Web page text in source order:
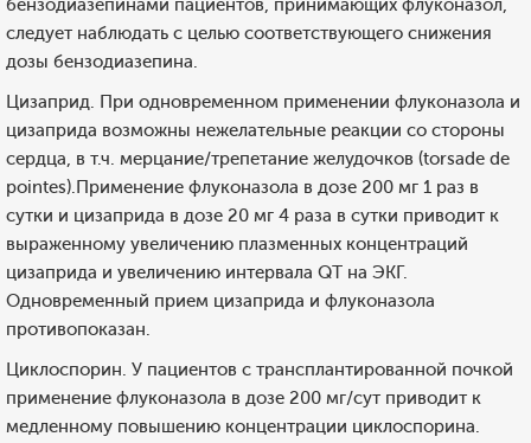
бензодиазепинами пациентов, принимающих флуконазол,
следует наблюдать с целью соответствующего снижения
дозы бензодиазепина.
Цизаприд. При одновременном применении флуконазола и
цизаприда возможны нежелательные реакции со стороны
сердца, в т.ч. мерцание/трепетание желудочков (torsade de
pointеs).Применение флуконазола в дозе 200 мг 1 раз в
сутки и цизаприда в дозе 20 мг 4 раза в сутки приводит к
выраженному увеличению плазменных концентраций
цизаприда и увеличению интервала QT на ЭКГ.
Одновременный прием цизаприда и флуконазола
противопоказан.
Циклоспорин. У пациентов с трансплантированной почкой
применение флуконазола в дозе 200 мг/сут приводит к
медленному повышению концентрации циклоспорина.